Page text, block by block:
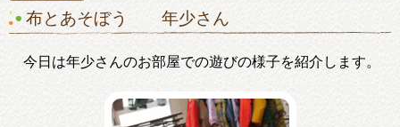
布とあそぼう 年少さん
今日は年少さんのお部屋での遊びの様子を紹介します。